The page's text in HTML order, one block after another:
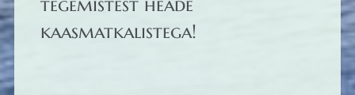
kaasmatkalistega!